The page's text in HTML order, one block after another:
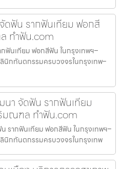
ดฟัน รากฟันเทียม ฟอกสี
ทำฟัน.com
ฟันเทียม ฟอกสีฟัน ในกรุงเทพฯ–
กทันตกรรมครบวงจรในกรุงเทพ–
า จัดฟัน รากฟันเทียม
มณฑล ทำฟัน.com
ากฟันเทียม ฟอกสีฟัน ในกรุงเทพฯ–
กทันตกรรมครบวงจรในกรุงเทพ